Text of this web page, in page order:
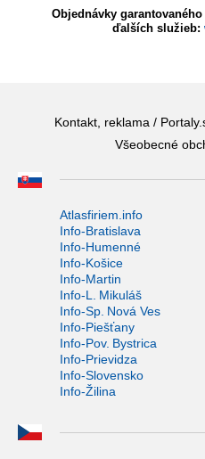
Objednávky
ďalších služieb:
Kontakt, reklama /
Všeobecné
Atlasfiriem.info
Info-Bratislava
Info-Humenné
Info-Košice
Info-Martin
Info-L. Mikuláš
Info-Sp. Nová Ves
Info-Piešťany
Info-Pov. Bystrica
Info-Prievidza
Info-Slovensko
Info-Žilina